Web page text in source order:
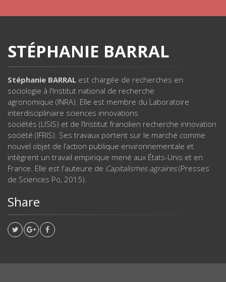
STÉPHANIE BARRAL
Stéphanie BARRAL est chargée de recherches en
sociologie à l'Institut national de recherche
agronomique (INRA). Elle est membre du Laboratoire
interdisciplinaire sciences innovations
sociétés (LISIS) et de l’Institut francilien recherche innovation
société (IFRIS). Ses travaux portent sur le marché comme
nouvel objet de l’action publique environnementale et
intègrent un travail empirique mené aux États-Unis et en
France. Elle est l'auteure de Capitalismes agraires(Presses
de Sciences Po, 2015).
Share